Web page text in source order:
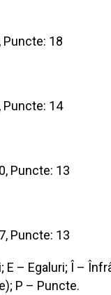
Puncte: 18
Puncte: 14
Puncte: 13
Puncte: 13
– Egaluri; Î –
P – Puncte.